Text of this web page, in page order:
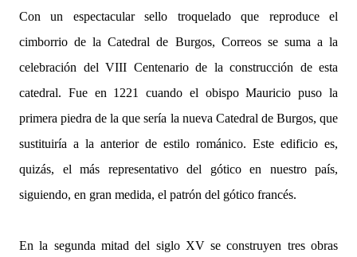
Con un espectacular sello troquelado que reproduce el
cimborrio de la Catedral de Burgos, Correos se suma a la
celebración del VIII Centenario de la construcción de esta
catedral. Fue en 1221 cuando el obispo Mauricio puso la
primera piedra de la que sería la nueva Catedral de Burgos, que
sustituiría a la anterior de estilo románico. Este edificio es,
quizás, el más representativo del gótico en nuestro país,
siguiendo, en gran medida, el patrón del gótico francés.
En la segunda mitad del siglo XV se construyen tres obras